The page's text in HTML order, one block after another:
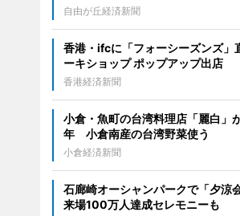
自由が丘経済新聞
香港・ifcに「フォーシーズンズ」
ーキショップ ポップアップ出店
香港経済新聞
小倉・魚町の台湾料理店「麗白」
年 小倉南産の台湾野菜使う
小倉経済新聞
石廊崎オーシャンパークで「夕涼
来場100万人達成セレモニーも